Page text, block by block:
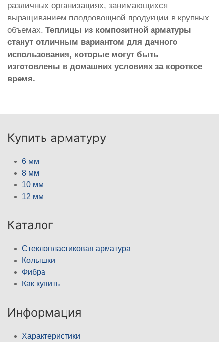
различных организациях, занимающихся
выращиванием плодоовощной продукции в крупных
объемах. Теплицы из композитной арматуры
станут отличным вариантом для дачного
использования, которые могут быть
изготовлены в домашних условиях за короткое
время.
Купить арматуру
6 мм
8 мм
10 мм
12 мм
Каталог
Стеклопластиковая арматура
Колышки
Фибра
Как купить
Информация
Характеристики